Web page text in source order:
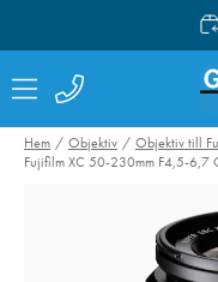
Hem Objektiv Objektiv till
Fujifilm XC 50-230mm F4,5-6,7